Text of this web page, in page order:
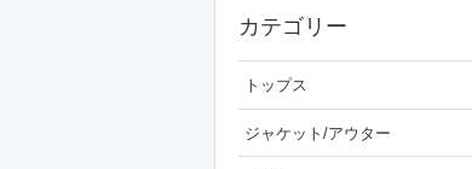
カテゴリー
トップス
ジャケット/アウター